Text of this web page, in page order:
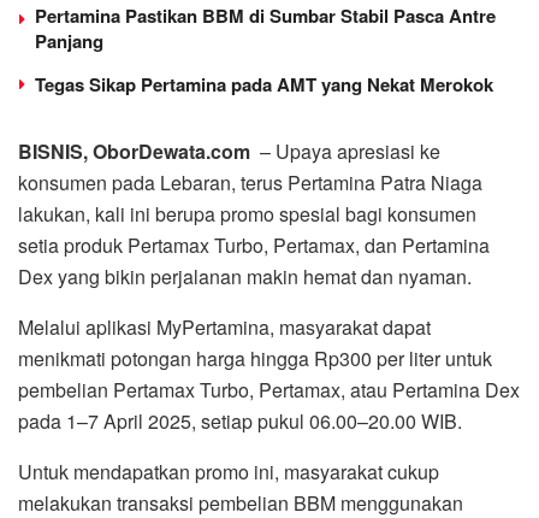
Pertamina Pastikan BBM di Sumbar Stabil Pasca Antre
Panjang
Tegas Sikap Pertamina pada AMT yang Nekat Merokok
BISNIS, OborDewata.com – Upaya apresiasi ke
konsumen pada Lebaran, terus Pertamina Patra Niaga
lakukan, kali ini berupa promo spesial bagi konsumen
setia produk Pertamax Turbo, Pertamax, dan Pertamina
Dex yang bikin perjalanan makin hemat dan nyaman.
Melalui aplikasi MyPertamina, masyarakat dapat
menikmati potongan harga hingga Rp300 per liter untuk
pembelian Pertamax Turbo, Pertamax, atau Pertamina Dex
pada 1–7 April 2025, setiap pukul 06.00–20.00 WIB.
Untuk mendapatkan promo ini, masyarakat cukup
melakukan transaksi pembelian BBM menggunakan